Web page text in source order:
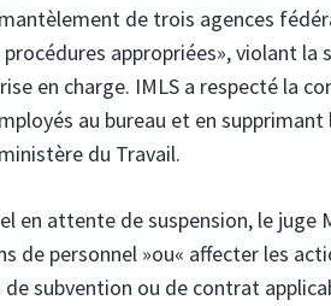
de trois agences
appropriées», violant
en charge. IMLS a respecté la
au bureau et en supprimant
du Travail.
en attente de suspension, le
de personnel »ou« affecter les
subvention ou de contrat